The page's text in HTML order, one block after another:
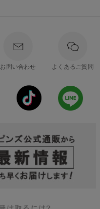
お問い合わせ よくあるご質問